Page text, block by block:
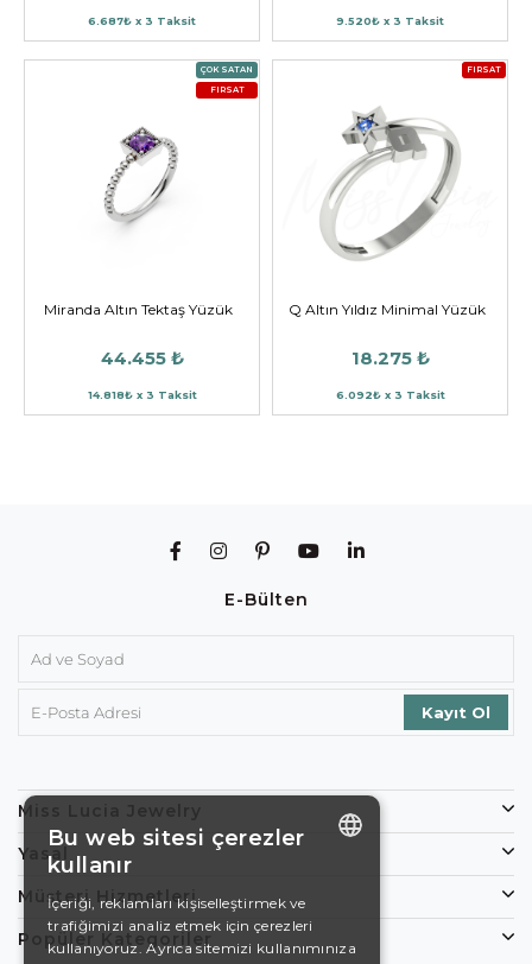
6.687₺ x 3 Taksit 9.520₺ x 3 Taksit
ÇOK SATAN
FIRSAT
Miranda Altın Tektaş Yüzük
44.455 ₺
14.818₺ x 3 Taksit
FIRSAT
Q Altın Yıldız Minimal Yüzük
18.275 ₺
6.092₺ x 3 Taksit
E-Bülten
Miss Lucia Jewelry
Yasal
Müşteri Hizmetleri
Popüler Kategoriler
DE
Bu web sitesi çerezler
kullanır
İçeriği, reklamları kişiselleştirmek ve
trafiğimizi analiz etmek için çerezleri
kullanıyoruz. Ayrıca sitemizi kullanımınıza